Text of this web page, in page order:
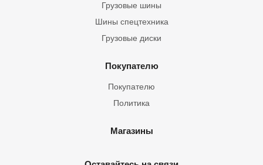
Грузовые шины
Шины спецтехника
Грузовые диски
Покупателю
Покупателю
Политика
Магазины